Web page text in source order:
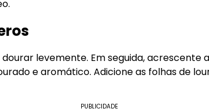
levemente. Em seguida, acrescente
e aromático. Adicione as folhas de
PUBLICIDADE